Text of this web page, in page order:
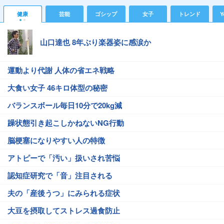
健康 芸能 ゴシップ 女子 トレンド
山口達也 8年ぶり楽器姿に感涙か
運動より代謝 人体の省エネ戦略
大食い女子 46キロ体型の秘密
バランスボール毎日10分で20kg減
躁状態引き起こしかねないNG行動
脳梗塞になりやすい人の特徴
アトピーで「汚い」扱いされ苦悩
認知症研究で「音」注目される
夫の「産後うつ」にみられる症状
大豆を摂取してストレス過食防止